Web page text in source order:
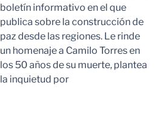
boletín informativo en el que
publica sobre la construcción de
paz desde las regiones. Le rinde
un homenaje a Camilo Torres en
los 50 años de su muerte, plantea
la inquietud por